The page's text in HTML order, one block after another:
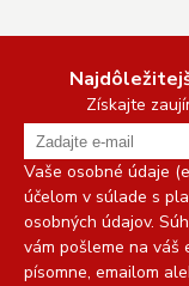
Získajte
Vaše osobné údaje
účelom v súlade s
osobných údajov.
vám pošleme na váš
písomne, emailom